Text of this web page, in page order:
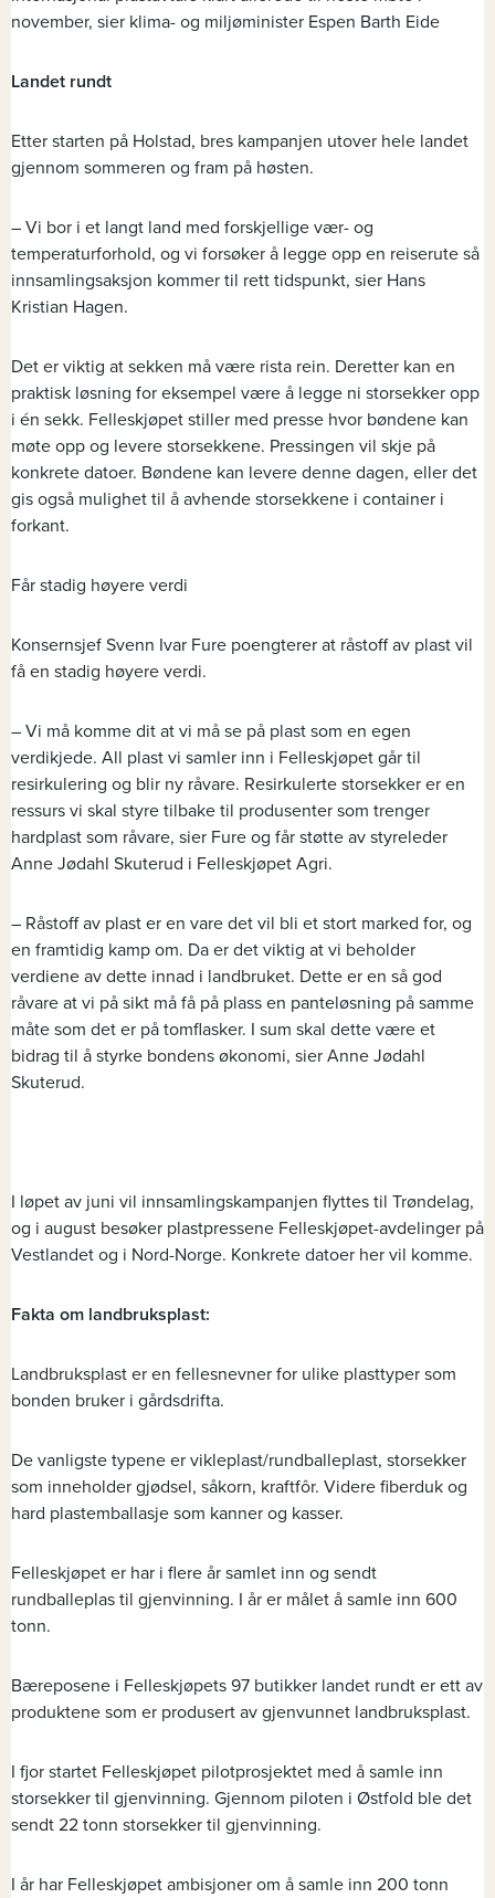
november, sier klima- og miljøminister Espen Barth Eide
Landet rundt
Etter starten på Holstad, bres kampanjen utover hele landet
gjennom sommeren og fram på høsten.
– Vi bor i et langt land med forskjellige vær- og
temperaturforhold, og vi forsøker å legge opp en reiserute så
innsamlingsaksjon kommer til rett tidspunkt, sier Hans
Kristian Hagen.
Det er viktig at sekken må være rista rein. Deretter kan en
praktisk løsning for eksempel være å legge ni storsekker opp
i én sekk. Felleskjøpet stiller med presse hvor bøndene kan
møte opp og levere storsekkene. Pressingen vil skje på
konkrete datoer. Bøndene kan levere denne dagen, eller det
gis også mulighet til å avhende storsekkene i container i
forkant.
Får stadig høyere verdi
Konsernsjef Svenn Ivar Fure poengterer at råstoff av plast vil
få en stadig høyere verdi.
– Vi må komme dit at vi må se på plast som en egen
verdikjede. All plast vi samler inn i Felleskjøpet går til
resirkulering og blir ny råvare. Resirkulerte storsekker er en
ressurs vi skal styre tilbake til produsenter som trenger
hardplast som råvare, sier Fure og får støtte av styreleder
Anne Jødahl Skuterud i Felleskjøpet Agri.
– Råstoff av plast er en vare det vil bli et stort marked for, og
en framtidig kamp om. Da er det viktig at vi beholder
verdiene av dette innad i landbruket. Dette er en så god
råvare at vi på sikt må få på plass en panteløsning på samme
måte som det er på tomflasker. I sum skal dette være et
bidrag til å styrke bondens økonomi, sier Anne Jødahl
Skuterud.
I løpet av juni vil innsamlingskampanjen flyttes til Trøndelag,
og i august besøker plastpressene Felleskjøpet-avdelinger på
Vestlandet og i Nord-Norge. Konkrete datoer her vil komme.
Fakta om landbruksplast:
Landbruksplast er en fellesnevner for ulike plasttyper som
bonden bruker i gårdsdrifta.
De vanligste typene er vikleplast/rundballeplast, storsekker
som inneholder gjødsel, såkorn, kraftfôr. Videre fiberduk og
hard plastemballasje som kanner og kasser.
Felleskjøpet er har i flere år samlet inn og sendt
rundballeplas til gjenvinning. I år er målet å samle inn 600
tonn.
Bæreposene i Felleskjøpets 97 butikker landet rundt er ett av
produktene som er produsert av gjenvunnet landbruksplast.
I fjor startet Felleskjøpet pilotprosjektet med å samle inn
storsekker til gjenvinning. Gjennom piloten i Østfold ble det
sendt 22 tonn storsekker til gjenvinning.
I år har Felleskjøpet ambisjoner om å samle inn 200 tonn